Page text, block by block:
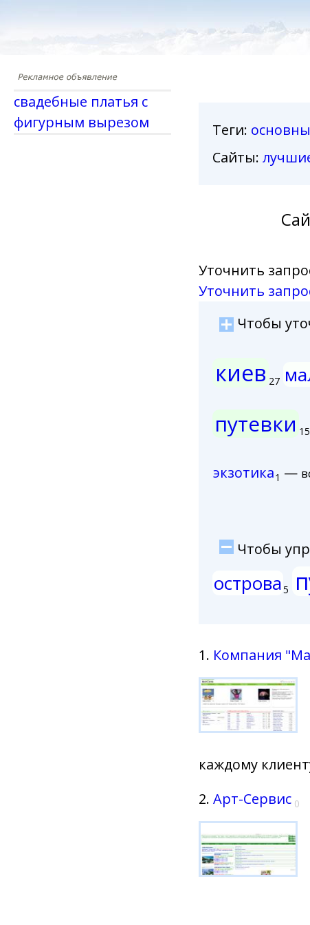
свадебные платья с
фигурным вырезом
Теги:
Сайты:
Уточнить
Уточнить
Чтобы
киев 27
путевки 15
экзотика1 —
Чтобы
острова5
1. Компания
каждому
2. Арт-Сервис0